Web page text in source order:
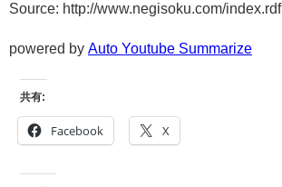
Source: http://www.negisoku.com/index.rdf
powered by Auto Youtube Summarize
共有:
Facebook X